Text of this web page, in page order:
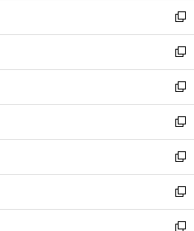
く
ィ
ン
ド
ウ
で
開
く
い
ウ
ィ
ン
ド
ウ
で
開
く
新
し
い
ウ
ィ
ン
ド
ウ
で
開
く
新
し
い
ウ
ィ
ン
ド
ウ
で
開
く
新
し
い
ウ
ィ
ン
ド
ウ
で
新
し
い
ウ
ィ
ン
ド
新
し
い
ウ
新
し